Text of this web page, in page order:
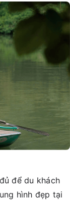
để du khách
hình đẹp tại